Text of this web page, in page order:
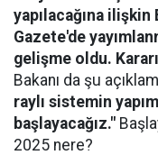
yapılacağına ilişkin
Gazete'de
gelişme oldu.
Bakanı da şu
raylı sistemin
başlayacağız."
2025 nere?